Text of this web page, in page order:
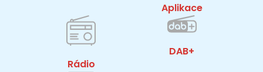
Aplikace
Rádio
DAB+